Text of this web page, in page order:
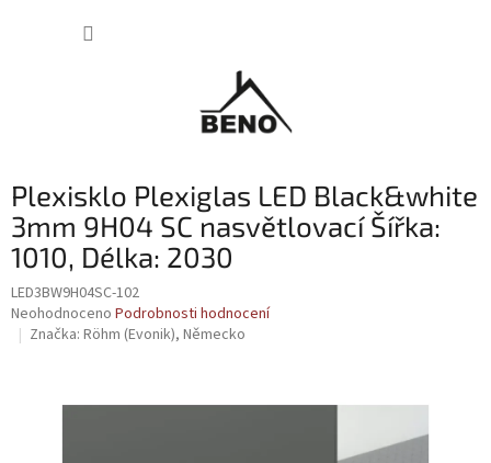
Plexisklo Plexiglas LED Black&white
3mm 9H04 SC nasvětlovací Šířka:
1010, Délka: 2030
LED3BW9H04SC-102
Průměrné
hodnocení
Neohodnoceno Podrobnosti hodnocení
Značka: Röhm (Evonik), Německo